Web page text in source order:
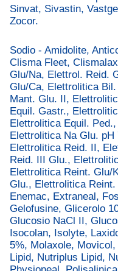
Sinvat, Sivastin,
Zocor.
Sodio - Amidolite,
Clisma Fleet,
Glu/Na, Elettrol. Reid.
Glu/Ca, Elettrolitica
Mant. Glu. II,
Equil. Gastr.,
Elettrolitica Equil.
Elettrolitica Na Glu.
Elettrolitica Reid. II,
Reid. III Glu.,
Elettrolitica Reint. Glu/
Glu., Elettrolitica
Enemac, Extraneal,
Gelofusine, Glicerolo
Glucosio NaCl II,
Isocolan, Isolyte,
5%, Molaxole,
Lipid, Nutriplus Lipid,